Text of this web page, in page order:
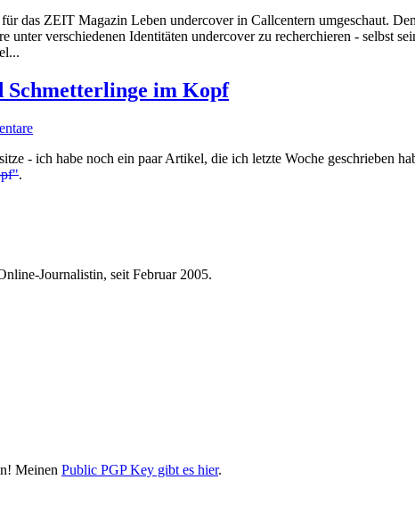
das ZEIT Magazin Leben undercover in Callcentern umgeschaut.
unter verschiedenen Identitäten undercover zu recherchieren - selbst
Schmetterlinge im Kopf
- ich habe noch ein paar Artikel, die ich letzte Woche geschrieben
.
Journalistin, seit Februar 2005.
Meinen Public PGP Key gibt es hier.